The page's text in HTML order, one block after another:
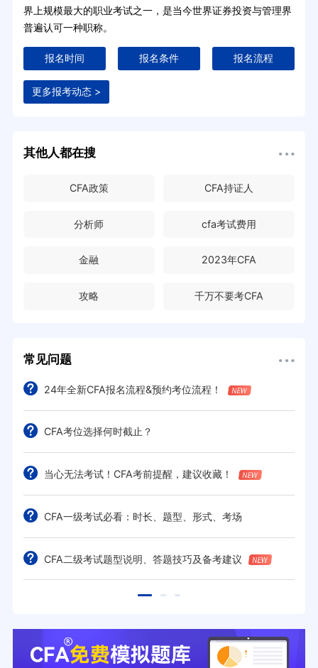
界上规模最大的职业考试之一，是当今世界证券投资与管理界
普遍认可一种职称。
报名时间 报名条件 报名流程
更多报考动态 >
其他人都在搜
CFA政策 CFA持证人
分析师 cfa考试费用
金融 2023年CFA
攻略 千万不要考CFA
常见问题
24年全新CFA报名流程&预约考位流程！
CFA考位选择何时截止？
当心无法考试！CFA考前提醒，建议收藏！
CFA一级考试必看：时长、题型、形式、考场
CFA二级考试题型说明、答题技巧及备考建议